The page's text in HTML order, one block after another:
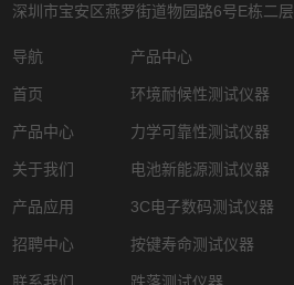
深圳市宝安区燕罗街道物园路6号E栋二层
导航
首页
产品中心
关于我们
产品应用
招聘中心
产品中心
环境耐候性测试仪器
力学可靠性测试仪器
电池新能源测试仪器
3C电子数码测试仪器
按键寿命测试仪器